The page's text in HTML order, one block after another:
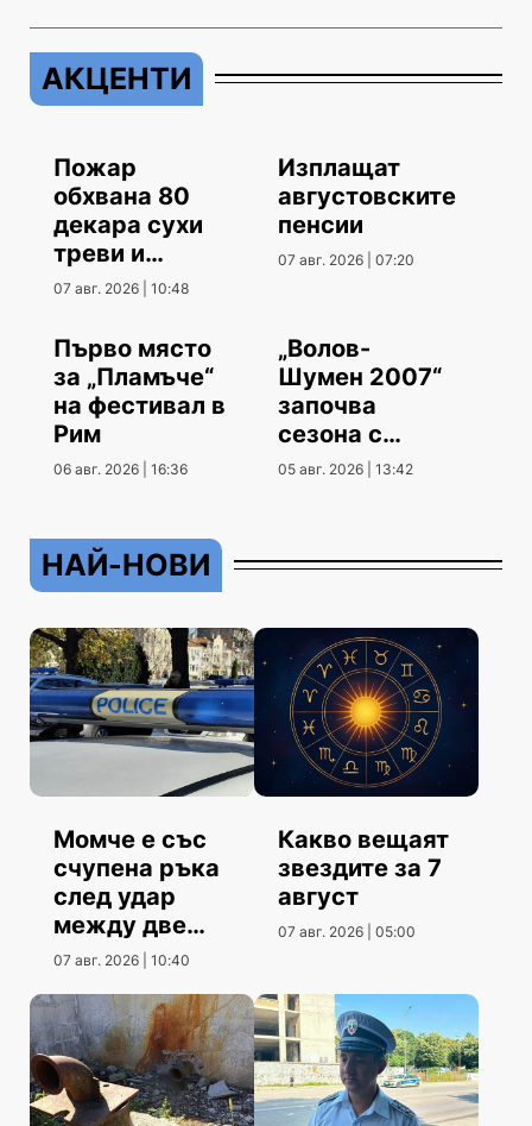
АКЦЕНТИ
Пожар
обхвана 80
декара сухи
треви и
храсти
07 авг. 2026 | 10:48
Изплащат
августовските
пенсии
07 авг. 2026 | 07:20
Първо място
за „Пламъче“
на фестивал в
Рим
06 авг. 2026 | 16:36
„Волов-
Шумен 2007“
започва
сезона с
гостуване
05 авг. 2026 | 13:42
НАЙ-НОВИ
Момче е със
счупена ръка
след удар
между две
коли
07 авг. 2026 | 10:40
Какво вещаят
звездите за 7
август
07 авг. 2026 | 05:00